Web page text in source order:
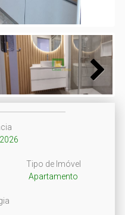
Next
Tipo de Imóvel
Apartamento